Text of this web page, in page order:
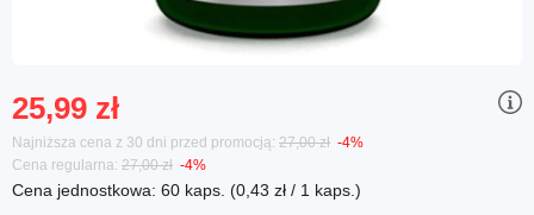
25,99 zł
Najniższa cena z 30 dni przed promocją: 27,00 zł -4%
Cena regularna: 27,00 zł -4%
Cena jednostkowa: 60 kaps. (0,43 zł / 1 kaps.)